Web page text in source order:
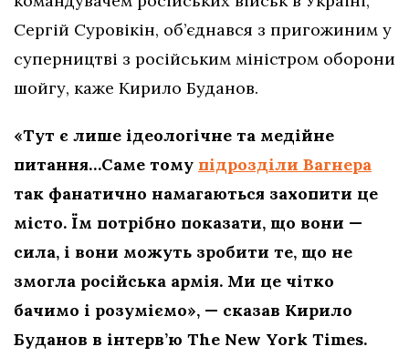
Сергій Суровікін, об’єднався з пригожиним у
суперництві з російським міністром оборони
шойгу, каже Кирило Буданов.
«Тут є лише ідеологічне та медійне
питання…Саме тому підрозділи Вагнера
так фанатично намагаються захопити це
місто. Їм потрібно показати, що вони —
сила, і вони можуть зробити те, що не
змогла російська армія. Ми це чітко
бачимо і розуміємо», — сказав Кирило
Буданов в інтерв’ю The New York Times.